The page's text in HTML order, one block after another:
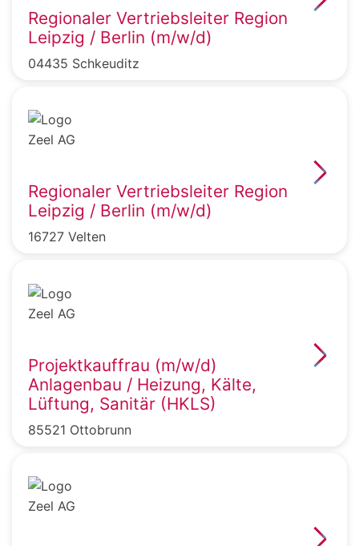
Regionaler Vertriebsleiter Region
Leipzig / Berlin (m/w/d)
04435 Schkeuditz
Regionaler Vertriebsleiter Region
Leipzig / Berlin (m/w/d)
16727 Velten
Projektkauffrau (m/w/d)
Anlagenbau / Heizung, Kälte,
Lüftung, Sanitär (HKLS)
85521 Ottobrunn